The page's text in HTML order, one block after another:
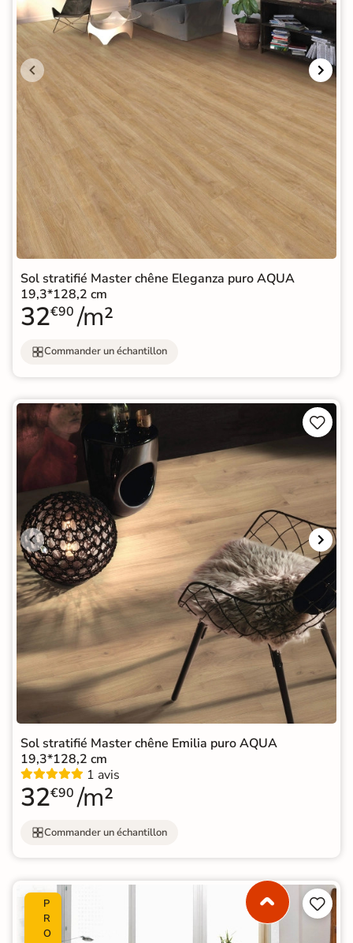
Sol stratifié Master chêne Eleganza puro AQUA
19,3*128,2 cm
32€90 /m²
Commander un échantillon


Sol stratifié Master chêne Emilia puro AQUA
19,3*128,2 cm
1 avis
32€90 /m²
Commander un échantillon
P
R
O

